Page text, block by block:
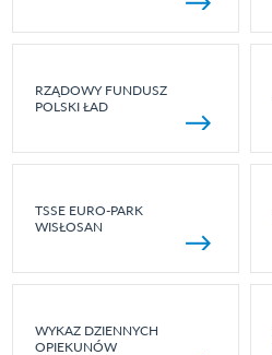
RZĄDOWY FUNDUSZ
POLSKI ŁAD
TSSE EURO-PARK
WISŁOSAN
WYKAZ DZIENNYCH
OPIEKUNÓW